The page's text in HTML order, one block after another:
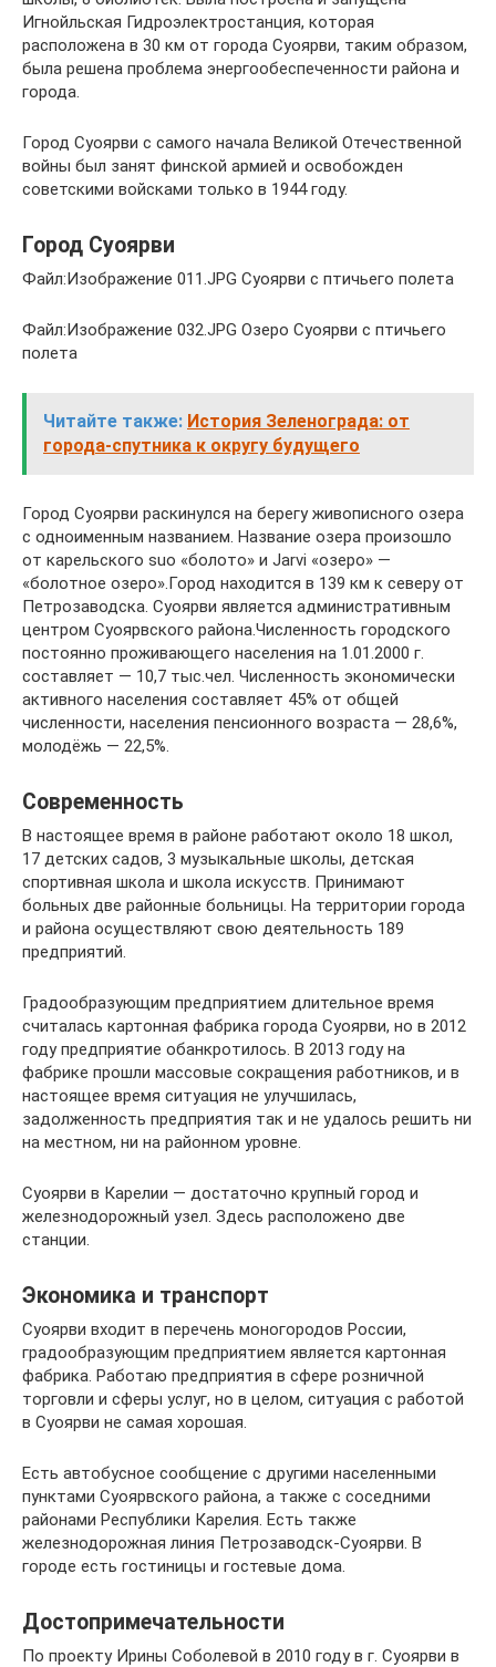
Игнойльская Гидроэлектростанция, которая
расположена в 30 км от города Суоярви, таким образом,
была решена проблема энергообеспеченности района и
города.
Город Суоярви с самого начала Великой Отечественной
войны был занят финской армией и освобожден
советскими войсками только в 1944 году.
Город Суоярви
Файл:Изображение 011.JPG Суоярви с птичьего полета
Файл:Изображение 032.JPG Озеро Суоярви с птичьего
полета
Читайте также: История Зеленограда: от
города-спутника к округу будущего
Город Суоярви раскинулся на берегу живописного озера
с одноименным названием. Название озера произошло
от карельского suo «болото» и Jarvi «озеро» —
«болотное озеро».Город находится в 139 км к северу от
Петрозаводска. Суоярви является административным
центром Суоярвского района.Численность городского
постоянно проживающего населения на 1.01.2000 г.
составляет — 10,7 тыс.чел. Численность экономически
активного населения составляет 45% от общей
численности, населения пенсионного возраста — 28,6%,
молодёжь — 22,5%.
Современность
В настоящее время в районе работают около 18 школ,
17 детских садов, 3 музыкальные школы, детская
спортивная школа и школа искусств. Принимают
больных две районные больницы. На территории города
и района осуществляют свою деятельность 189
предприятий.
Градообразующим предприятием длительное время
считалась картонная фабрика города Суоярви, но в 2012
году предприятие обанкротилось. В 2013 году на
фабрике прошли массовые сокращения работников, и в
настоящее время ситуация не улучшилась,
задолженность предприятия так и не удалось решить ни
на местном, ни на районном уровне.
Суоярви в Карелии — достаточно крупный город и
железнодорожный узел. Здесь расположено две
станции.
Экономика и транспорт
Суоярви входит в перечень моногородов России,
градообразующим предприятием является картонная
фабрика. Работаю предприятия в сфере розничной
торговли и сферы услуг, но в целом, ситуация с работой
в Суоярви не самая хорошая.
Есть автобусное сообщение с другими населенными
пунктами Суоярвского района, а также с соседними
районами Республики Карелия. Есть также
железнодорожная линия Петрозаводск-Суоярви. В
городе есть гостиницы и гостевые дома.
Достопримечательности
По проекту Ирины Соболевой в 2010 году в г. Суоярви в